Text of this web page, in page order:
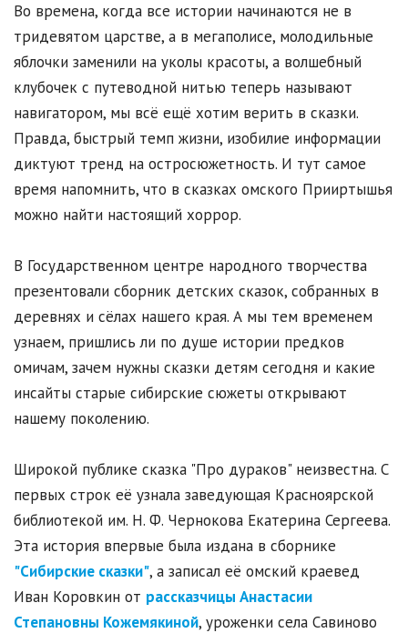
Во времена, когда все истории начинаются не в
тридевятом царстве, а в мегаполисе, молодильные
яблочки заменили на уколы красоты, а волшебный
клубочек с путеводной нитью теперь называют
навигатором, мы всё ещё хотим верить в сказки.
Правда, быстрый темп жизни, изобилие информации
диктуют тренд на остросюжетность. И тут самое
время напомнить, что в сказках омского Прииртышья
можно найти настоящий хоррор.
В Государственном центре народного творчества
презентовали сборник детских сказок, собранных в
деревнях и сёлах нашего края. А мы тем временем
узнаем, пришлись ли по душе истории предков
омичам, зачем нужны сказки детям сегодня и какие
инсайты старые сибирские сюжеты открывают
нашему поколению.
Широкой публике сказка "Про дураков" неизвестна. С
первых строк её узнала заведующая Красноярской
библиотекой им. Н. Ф. Чернокова Екатерина Сергеева.
Эта история впервые была издана в сборнике
"Сибирские сказки", а записал её омский краевед
Иван Коровкин от рассказчицы Анастасии
Степановны Кожемякиной, уроженки села Савиново